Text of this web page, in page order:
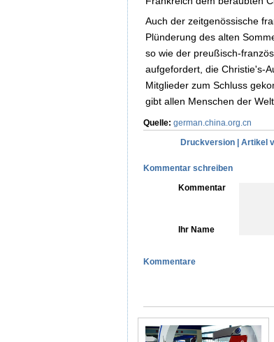
Auch der zeitgenössische
Plünderung des alten
so wie der preußisch-
aufgefordert, die Christie's-
Mitglieder zum Schluss
gibt allen Menschen der
Quelle: german.china.org.cn
Druckversion
Artikel
Kommentar schreiben
Kommentar
Ihr Name
Kommentare